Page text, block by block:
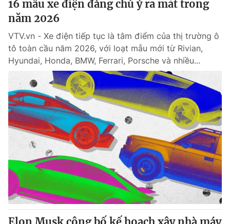
16 mẫu xe điện đáng chú ý ra mắt trong
năm 2026
VTV.vn - Xe điện tiếp tục là tâm điểm của thị trường ô
tô toàn cầu năm 2026, với loạt mẫu mới từ Rivian,
Hyundai, Honda, BMW, Ferrari, Porsche và nhiều...